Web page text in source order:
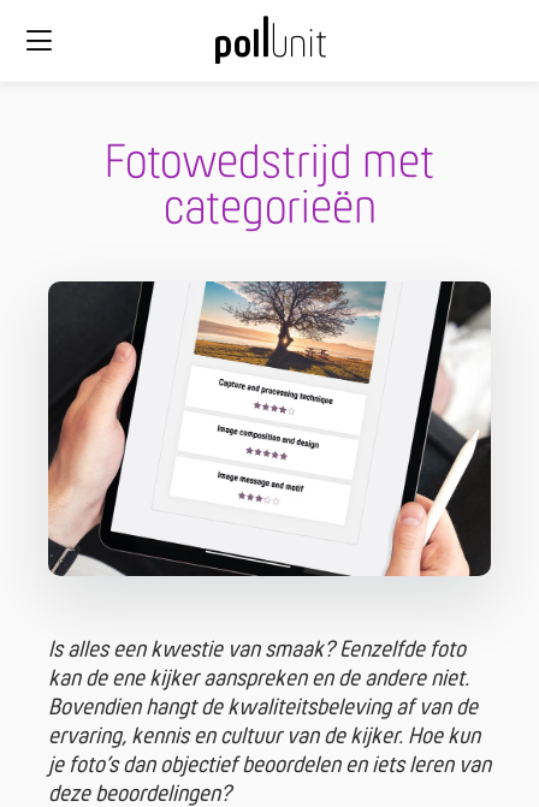
Fotowedstrijd met
categorieën
Is alles een kwestie van smaak? Eenzelfde foto
kan de ene kijker aanspreken en de andere niet.
Bovendien hangt de kwaliteitsbeleving af van de
ervaring, kennis en cultuur van de kijker. Hoe kun
je foto’s dan objectief beoordelen en iets leren van
deze beoordelingen?